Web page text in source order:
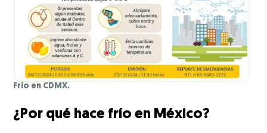
Frío en CDMX.
¿Por qué hace frío en México?